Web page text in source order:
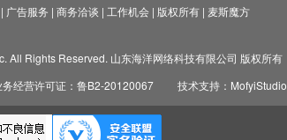
广告服务 | 商务洽谈 | 工作机会| 版权所有| 麦斯魔方
All Rights Reserved. 山东海洋网络科技有限公司 版权所有
经营许可证：鲁B2-20120067 技术支持：MofyiStudio